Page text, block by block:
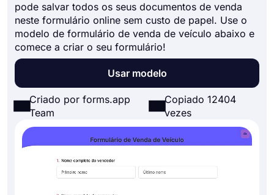
pode salvar todos os seus documentos de venda
neste formulário online sem custo de papel. Use o
modelo de formulário de venda de veículo abaixo e
comece a criar o seu formulário!
Usar modelo
Criado por forms.app
Team
Copiado 12404
vezes